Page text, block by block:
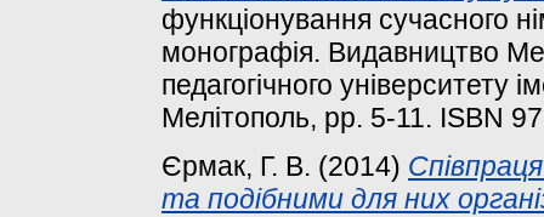
функціонування сучасного
монографія. Видавництво
педагогічного університету
Мелітополь, pp. 5-11. ISBN
Єрмак, Г. В. (2014)
та подібними для них